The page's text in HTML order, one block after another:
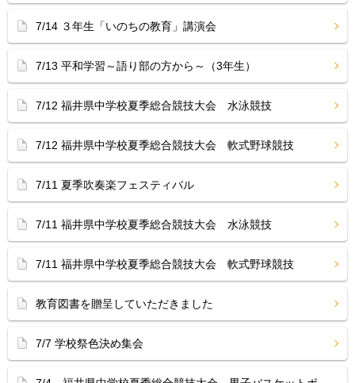
7/14 ３年生「いのちの教育」講演会
7/13 平和学習～語り部の方から～（3年生）
7/12 福井県中学校夏季総合競技大会 水泳競技
7/12 福井県中学校夏季総合競技大会 軟式野球競技
7/11 夏季吹奏楽フェスティバル
7/11 福井県中学校夏季総合競技大会 水泳競技
7/11 福井県中学校夏季総合競技大会 軟式野球競技
教育図書を贈呈していただきました
7/7 学校祭色決め集会